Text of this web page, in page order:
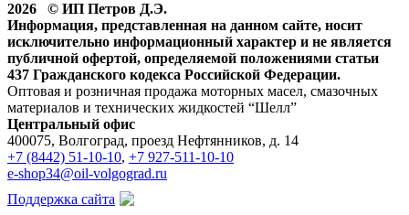
2026 © ИП Петров Д.Э.
Информация, представленная на данном сайте, носит
исключительно информационный характер и не является
публичной офертой, определяемой положениями статьи
437 Гражданского кодекса Российской Федерации.
Оптовая и розничная продажа моторных масел, смазочных
материалов и технических жидкостей “Шелл”
Центральный офис
400075, Волгоград, проезд Нефтянников, д. 14
+7 (8442) 51-10-10, +7 927-511-10-10
e-shop34@oil-volgograd.ru
Поддержка сайта